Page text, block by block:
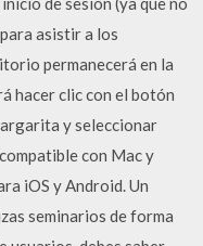
asistir a los
permanecerá en la
hacer clic con el botón
y seleccionar
con Mac y
iOS y Android. Un
seminarios de forma